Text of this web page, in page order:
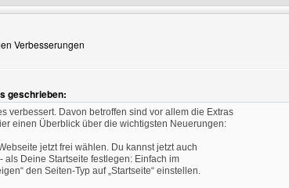
Verbesserungen
geschrieben:
verbessert. Davon betroffen sind vor allem die Extras
einen Überblick über die wichtigsten Neuerungen:
jetzt frei wählen. Du kannst jetzt auch
als Deine Startseite festlegen: Einfach im
den Seiten-Typ auf „Startseite“ einstellen.